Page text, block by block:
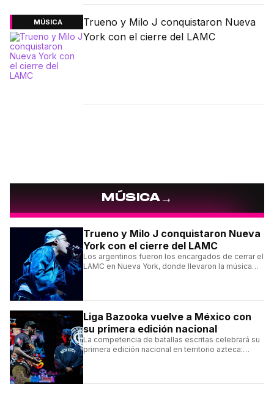
MÚSICA
Trueno y Milo J conquistaron Nueva
York con el cierre del LAMC
MÚSICA→
Trueno y Milo J conquistaron Nueva
York con el cierre del LAMC
Los argentinos fueron los encargados de cerrar el
LAMC en Nueva York, donde llevaron la música
Liga Bazooka vuelve a México con
su primera edición nacional
La competencia de batallas escritas celebrará su
primera edición nacional en territorio azteca: